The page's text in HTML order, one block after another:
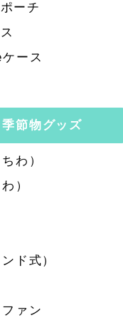
ーチ
ース
節物グッズ
わ）
）
ド式）
ァン